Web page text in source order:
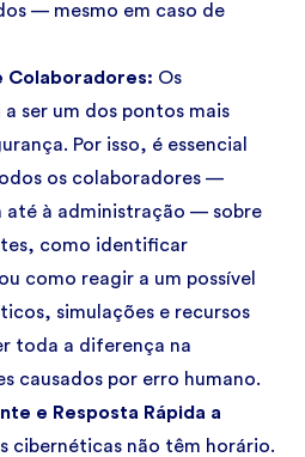
— mesmo em caso de
Colaboradores: Os
ser um dos pontos mais
Por isso, é essencial
os colaboradores —
até à administração — sobre
como identificar
como reagir a um possível
simulações e recursos
toda a diferença na
causados por erro humano.
e Resposta Rápida a
cibernéticas não têm horário.